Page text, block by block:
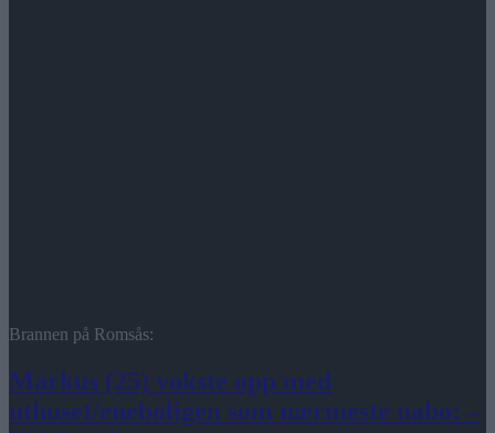
Brannen på Romsås:
Markus (25) vokste opp med
uthuset/eneboligen som nærmeste nabo: –